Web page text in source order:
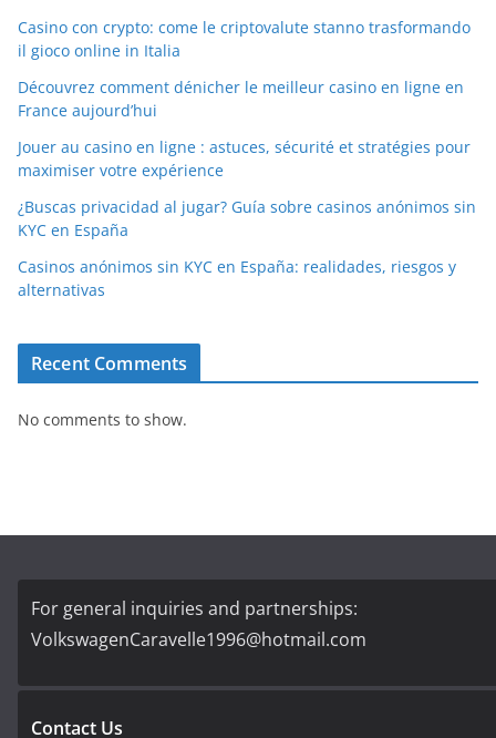
Casino con crypto: come le criptovalute stanno trasformando
il gioco online in Italia
Découvrez comment dénicher le meilleur casino en ligne en
France aujourd’hui
Jouer au casino en ligne : astuces, sécurité et stratégies pour
maximiser votre expérience
¿Buscas privacidad al jugar? Guía sobre casinos anónimos sin
KYC en España
Casinos anónimos sin KYC en España: realidades, riesgos y
alternativas
Recent Comments
No comments to show.
For general inquiries and partnerships:
VolkswagenCaravelle1996@hotmail.com
Contact Us